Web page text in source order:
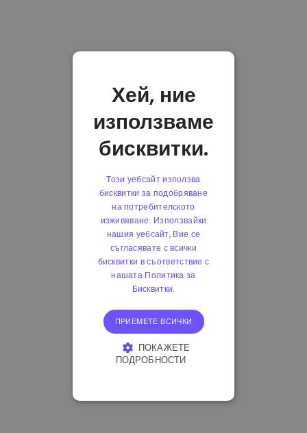
Хей, ние
използваме
бисквитки.
Този уебсайт използва
бисквитки за подобряване
на потребителското
изживяване. Използвайки
нашия уебсайт, Вие се
съгласявате с всички
бисквитки в съответствие с
нашата Политика за
Бисквитки.
ПРИЕМЕТЕ ВСИЧКИ
ПОКАЖЕТЕ
ПОДРОБНОСТИ